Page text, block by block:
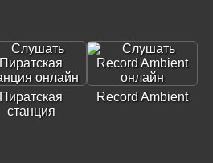
Пиратская
станция
Record Ambient